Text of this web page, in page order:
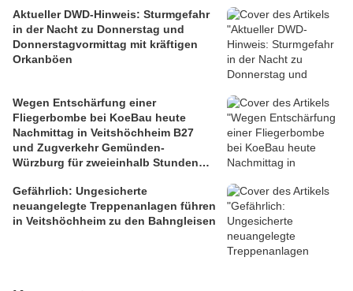
Aktueller DWD-Hinweis: Sturmgefahr
in der Nacht zu Donnerstag und
Donnerstagvormittag mit kräftigen
Orkanböen
Wegen Entschärfung einer
Fliegerbombe bei KoeBau heute
Nachmittag in Veitshöchheim B27
und Zugverkehr Gemünden-
Würzburg für zweieinhalb Stunden
Gefährlich: Ungesicherte
neuangelegte Treppenanlagen führen
in Veitshöchheim zu den Bahngleisen